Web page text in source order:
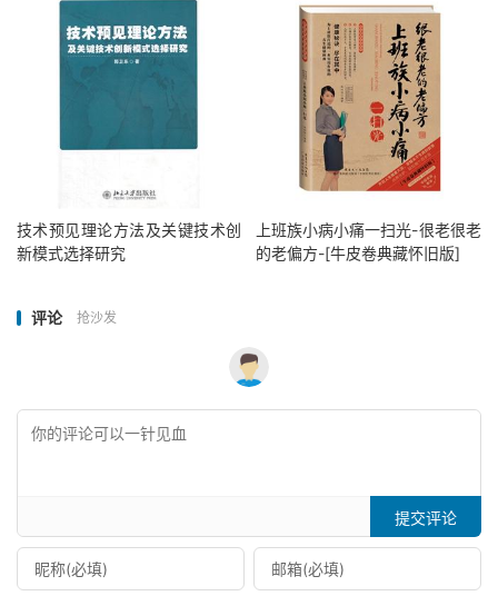
技术预见理论方法及关键技术创
新模式选择研究
上班族小病小痛一扫光-很老很老
的老偏方-[牛皮卷典藏怀旧版]
评论 抢沙发
提交评论